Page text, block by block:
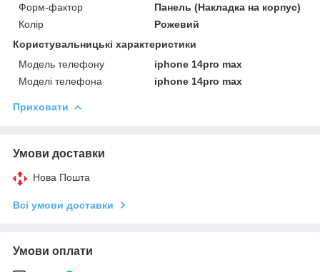
Форм-фактор
Панель (Накладка на корпус)
Колір
Рожевий
Користувальницькі характеристики
Модель телефону
iphone 14pro max
Моделі телефона
iphone 14pro max
Приховати
Умови доставки
Нова Пошта
Всі умови доставки
Умови оплати